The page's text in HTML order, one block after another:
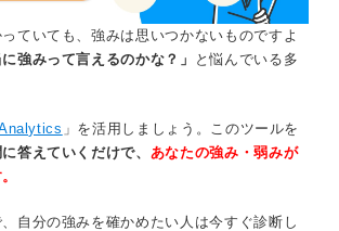
ていても、強みは思いつかないものですよ
に強みって言えるのかな？」
と悩んでいる多
」を活用しましょう。このツールを
答えていくだけで、 あなたの強み・弱みが
自分の強みを確かめたい人は今すぐ診断し